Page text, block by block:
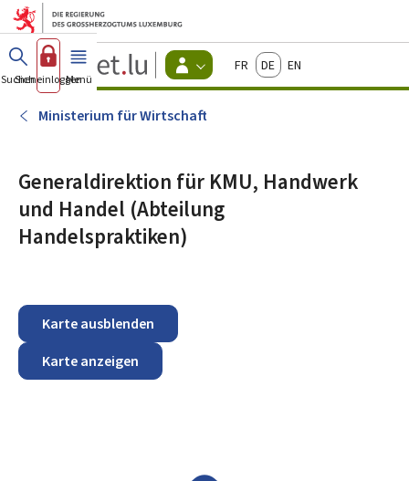
Zum Hauptmenü
Zum Inhalt
Guichet.lu
Changer
d'espace
Menu
FrançaisDeutschEnglish
Suchen
Sich einloggen
Menü Haupt-
Ministerium für Wirtschaft
Generaldirektion für KMU, Handwerk
und Handel (Abteilung
Handelspraktiken)
Karte ausblenden
Karte anzeigen